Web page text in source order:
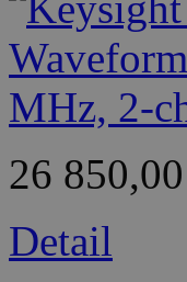
26
Detail